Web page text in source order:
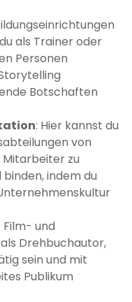
als Trainer oder
Personen
Botschaften
: Hier kannst du
von
zu
indem du
Film- und
Drehbuchautor,
sein und mit
Publikum